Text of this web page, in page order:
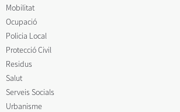
Mobilitat
Ocupació
Policia Local
Protecció Civil
Residus
Salut
Serveis Socials
Urbanisme